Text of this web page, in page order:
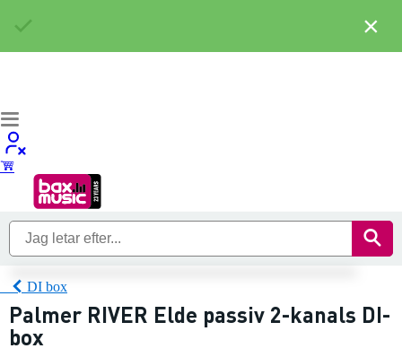
DI box
Palmer RIVER Elde passiv 2-kanals DI-
box
×